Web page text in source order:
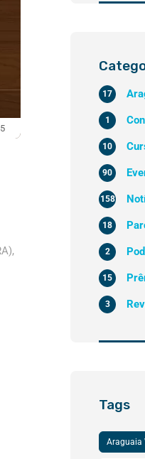
17
1
10
90
158
18
2
15
3
Tags
Araguaia